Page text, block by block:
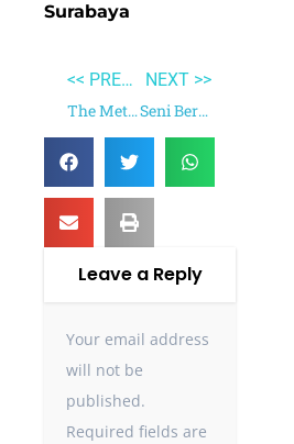
Surabaya
<< PREVIOUS
The Metamorphosis
NEXT >>
Seni Bersikap Bodo Amat
Leave a Reply
Your email address
will not be
published.
Required fields are